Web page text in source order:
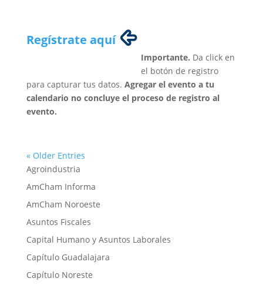
Regístrate aquí
Importante. Da click en
el botón de registro
para capturar tus datos. Agregar el evento a tu
calendario no concluye el proceso de registro al
evento.
« Older Entries
Agroindustria
AmCham Informa
AmCham Noroeste
Asuntos Fiscales
Capital Humano y Asuntos Laborales
Capítulo Guadalajara
Capítulo Noreste